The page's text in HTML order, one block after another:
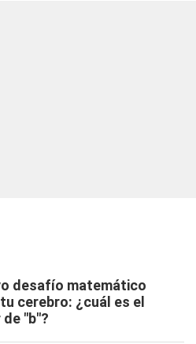
desafío matemático
cerebro: ¿cuál es el
"b"?